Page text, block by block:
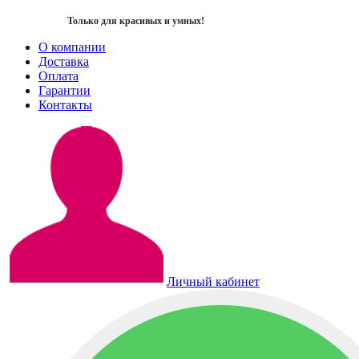
Только для красивых и умных!
О компании
Доставка
Оплата
Гарантии
Контакты
Личный кабинет